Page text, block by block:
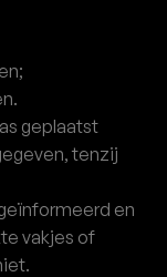
geplaatst
tenzij
en
vakjes of